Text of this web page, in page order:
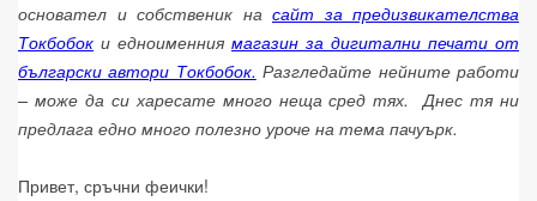
основател и собственик на сайт за предизвикателства
Токбобок и едноименния магазин за дигитални печати от
български автори Токбобок. Разгледайте нейните работи
– може да си харесате много неща сред тях. Днес тя ни
предлага едно много полезно уроче на тема пачуърк.
Привет, сръчни феички!